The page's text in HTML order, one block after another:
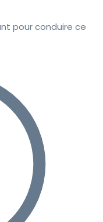
pour conduire ce